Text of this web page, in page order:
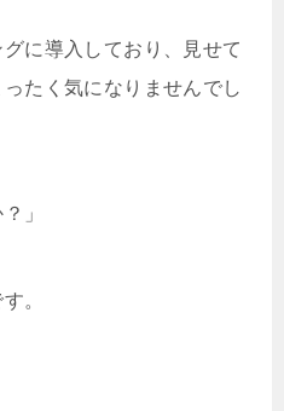
に導入しており、見せて
たく気になりませんでし
」
。